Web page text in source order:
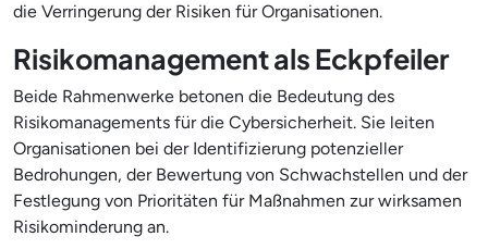
die Verringerung der Risiken für Organisationen.
Risikomanagement als Eckpfeiler
Beide Rahmenwerke betonen die Bedeutung des
Risikomanagements für die Cybersicherheit. Sie leiten
Organisationen bei der Identifizierung potenzieller
Bedrohungen, der Bewertung von Schwachstellen und der
Festlegung von Prioritäten für Maßnahmen zur wirksamen
Risikominderung an.